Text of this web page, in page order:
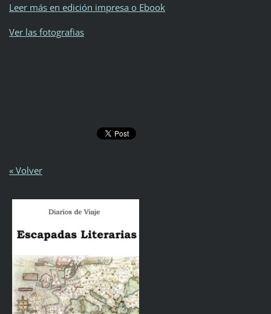
Leer más en edición impresa o Ebook
Ver las fotografias
« Volver